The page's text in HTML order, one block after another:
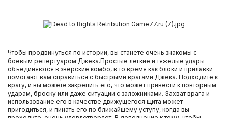
Чтобы продвинуться по истории, вы станете очень знакомы с
боевым репертуаром Джека.Простые легкие и тяжелые удары
объединяются в зверские комбо, в то время как блоки и прилавки
помогают вам справиться с быстрыми врагами Джека. Подходите к
врагу, и вы можете закрепить его, что может привести к повторным
ударам, броску или даже ситуации с заложниками. Захват врага и
использование его в качестве движущегося щита может
пригодиться, и пинать его по ближайшему уступу, когда вы